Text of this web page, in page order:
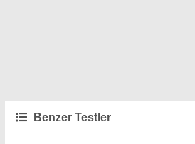
Benzer Testler